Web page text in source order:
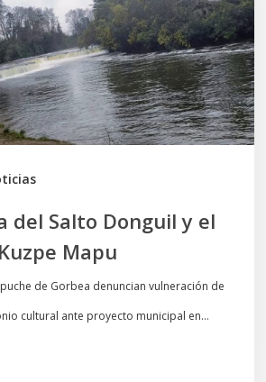
del Salto Donguil y el
Mapu
de Gorbea denuncian vulneración de
cultural ante proyecto municipal en…